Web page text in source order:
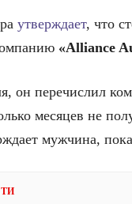
утверждает, что
«Alliance
он перечислил
месяцев не
мужчина,